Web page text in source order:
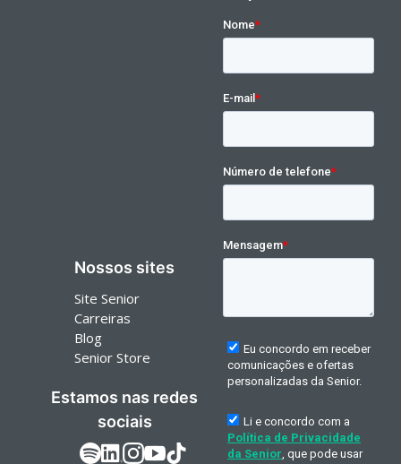
Nossos sites
Site Senior
Carreiras
Blog
Senior Store
Estamos nas redes
sociais